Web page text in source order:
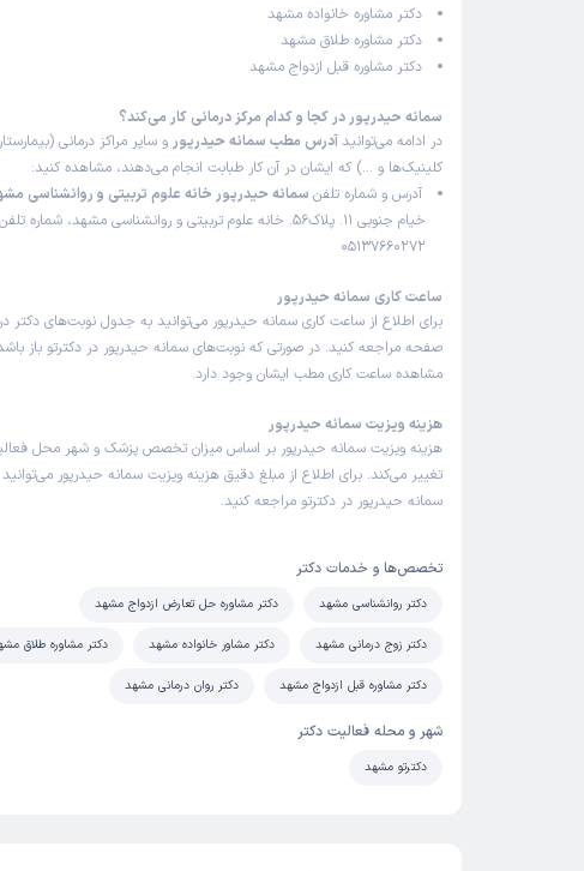
دکتر مشاوره خانواده مشهد
دکتر مشاوره طلاق مشهد
دکتر مشاوره قبل ازدواج مشهد
سمانه حیدرپور در کجا و کدام مرکز درمانی کار می‌کند؟
در ادامه می‌توانید آدرس مطب سمانه حیدرپور و سایر مراکز درمانی
کلینیک‌ها و …) که ایشان در آن کار طبابت انجام می‌دهند، مشاهده کنید:
آدرس و شماره تلفن سمانه حیدرپور خانه علوم تربیتی و روانشناسی
خیام جنوبی 11. پلاک56. خانه علوم تربیتی و روانشناسی مشهد، شماره
05137660272
ساعت کاری سمانه حیدرپور
برای اطلاع از ساعت کاری سمانه حیدرپور می‌توانید به جدول نوبت‌های دکتر
صفحه مراجعه کنید. در صورتی که نوبت‌های سمانه حیدرپور در دکترتو باز
مشاهده ساعت کاری مطب ایشان وجود دارد.
هزینه ویزیت سمانه حیدرپور
هزینه ویزیت سمانه حیدرپور بر اساس میزان تخصص پزشک و شهر محل
تغییر می‌کند. برای اطلاع از مبلغ دقیق هزینه ویزیت سمانه حیدرپور می‌توانید
سمانه حیدرپور در دکترتو مراجعه کنید.
تخصص‌ها و خدمات دکتر
دکتر روانشناسی مشهد دکتر مشاوره حل تعارض ازدواج مشهد
دکتر زوج درمانی مشهد دکتر مشاور خانواده مشهد دکتر مشاوره طلاق
دکتر مشاوره قبل ازدواج مشهد دکتر روان درمانی مشهد
شهر و محله فعالیت دکتر
دکترتو مشهد